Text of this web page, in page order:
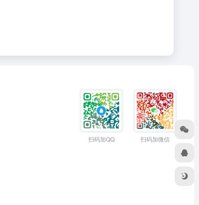
扫码加QQ 扫码加微信